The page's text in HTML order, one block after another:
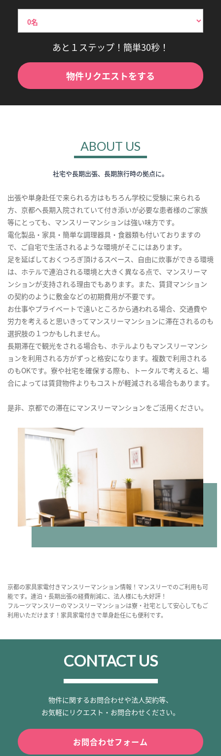
あと１ステップ！簡単30秒！
物件リクエストをする
ABOUT US
社宅や長期出張、長期旅行時の拠点に。
出張や単身赴任で来られる方はもちろん学校に受験に来られる
方、京都へ長期入院されていて付き添いが必要な患者様のご家族
等にとっても、マンスリーマンションは強い味方です。
電化製品・家具・簡単な調理器具・食器類も付いておりますの
で、ご自宅で生活されるような環境がそこにはあります。
足を延ばしておくつろぎ頂けるスペース、自由に炊事ができる環境
は、ホテルで連泊される環境と大きく異なる点で、マンスリーマ
ンションが支持される理由でもあります。また、賃貸マンション
の契約のように敷金などの初期費用が不要です。
お仕事やプライベートで遠いところから通われる場合、交通費や
労力を考えると思いきってマンスリーマンションに滞在されるのも
選択肢の１つかもしれません。
長期滞在で観光をされる場合も、ホテルよりもマンスリーマンシ
ョンを利用される方がずっと格安になります。複数で利用される
のもOKです。寮や社宅を確保する際も、トータルで考えると、場
合によっては賃貸物件よりもコストが軽減される場合もあります。
是非、京都での滞在にマンスリーマンションをご活用ください。
京都の家具家電付きマンスリーマンション情報！マンスリーでのご利用も可
能です。連泊・長期出張の経費削減に、法人様にも大好評！
フルーツマンスリーのマンスリーマンションは寮・社宅として安心してもご
利用いただけます！家具家電付きで単身赴任にも便利です。
CONTACT US
物件に関するお問合わせや法人契約等、
お気軽にリクエスト・お問合わせください。
お問合わせフォーム